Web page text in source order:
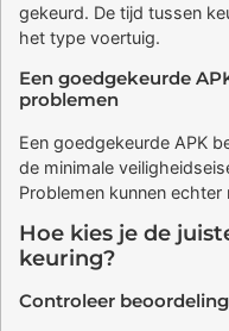
gekeurd. De tijd tussen
het type voertuig.
Een goedgekeurde
problemen
Een goedgekeurde APK
de minimale
Problemen kunnen
Hoe kies je de
keuring?
Controleer